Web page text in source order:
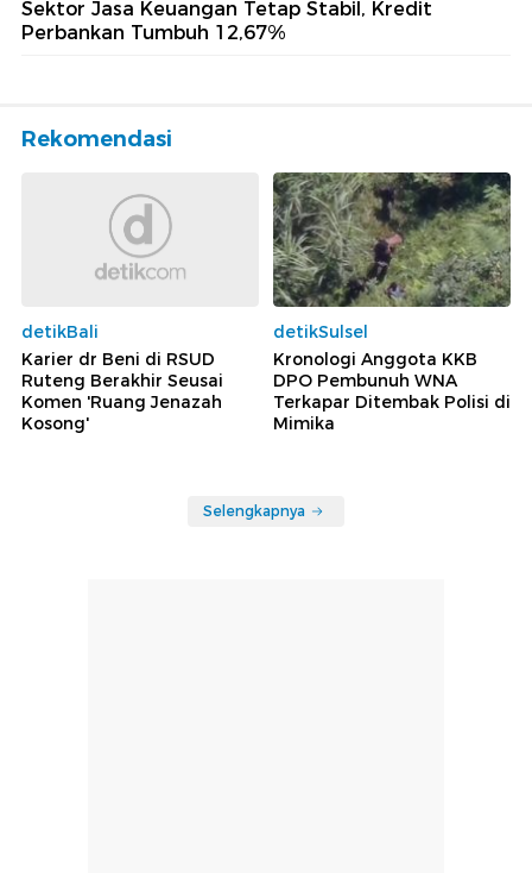
Sektor Jasa Keuangan Tetap Stabil, Kredit
Perbankan Tumbuh 12,67%
Rekomendasi
detikBali
Karier dr Beni di RSUD
Ruteng Berakhir Seusai
Komen 'Ruang Jenazah
Kosong'
detikSulsel
Kronologi Anggota KKB
DPO Pembunuh WNA
Terkapar Ditembak Polisi di
Mimika
Selengkapnya